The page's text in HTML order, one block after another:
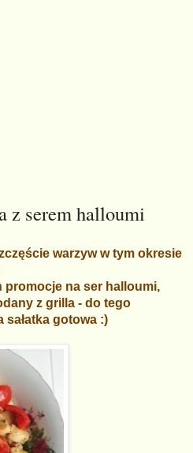
z serem halloumi
warzyw w tym okresie
promocje na ser halloumi,
z grilla - do tego
sałatka gotowa :)